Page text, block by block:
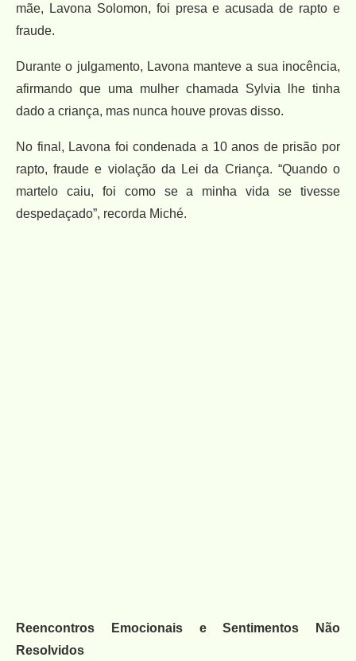
mãe, Lavona Solomon, foi presa e acusada de rapto e
fraude.
Durante o julgamento, Lavona manteve a sua inocência,
afirmando que uma mulher chamada Sylvia lhe tinha
dado a criança, mas nunca houve provas disso.
No final, Lavona foi condenada a 10 anos de prisão por
rapto, fraude e violação da Lei da Criança. “Quando o
martelo caiu, foi como se a minha vida se tivesse
despedaçado”, recorda Miché.
Reencontros Emocionais e Sentimentos Não
Resolvidos